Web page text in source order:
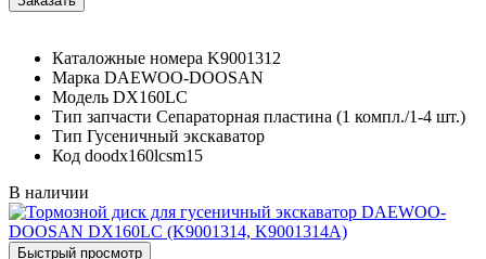
Каталожные номера K9001312
Марка DAEWOO-DOOSAN
Модель DX160LC
Тип запчасти Сепараторная пластина (1 компл./1-4 шт.)
Тип Гусеничный экскаватор
Код doodx160lcsm15
В наличии